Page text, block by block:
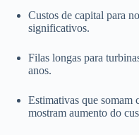
Custos de capital para
significativos.
Filas longas para
anos.
Estimativas que somam
mostram aumento do